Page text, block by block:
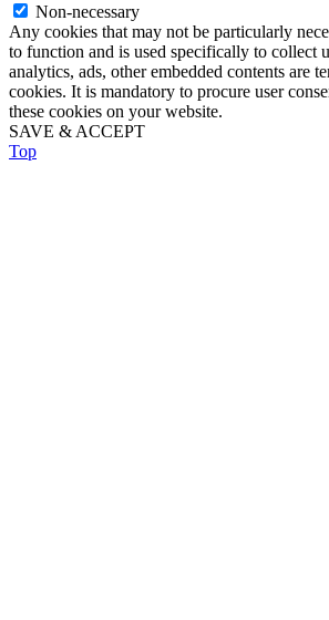
Non-necessary
Any cookies that may not be particularly
to function and is used specifically to collect
analytics, ads, other embedded contents are
cookies. It is mandatory to procure user
these cookies on your website.
SAVE & ACCEPT
Top